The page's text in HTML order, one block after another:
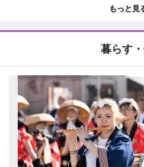
もっと見
暮らす・